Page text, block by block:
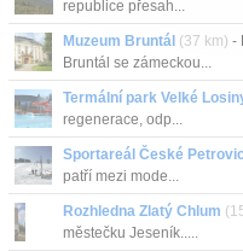
republice přesah...
Muzeum Bruntál (37 km) -
Bruntál se zámeckou...
Termální park Velké
regenerace, odp...
Sportareál České
patří mezi mode...
Rozhledna Zlatý Chlum
městečku Jeseník.....